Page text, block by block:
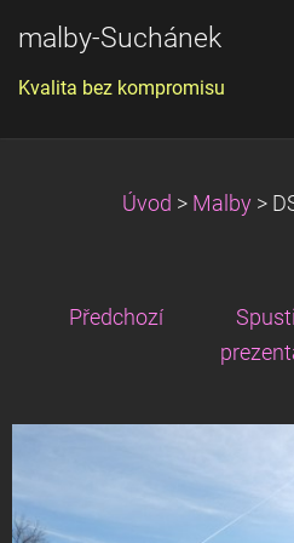
malby-Suchánek
Kvalita bez kompromisu
Úvod > Malby >
Předchozí